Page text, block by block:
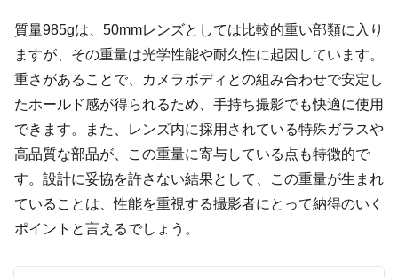
質量985gは、50mmレンズとしては比較的重い部類に入り
ますが、その重量は光学性能や耐久性に起因しています。
重さがあることで、カメラボディとの組み合わせで安定し
たホールド感が得られるため、手持ち撮影でも快適に使用
できます。また、レンズ内に採用されている特殊ガラスや
高品質な部品が、この重量に寄与している点も特徴的で
す。設計に妥協を許さない結果として、この重量が生まれ
ていることは、性能を重視する撮影者にとって納得のいく
ポイントと言えるでしょう。